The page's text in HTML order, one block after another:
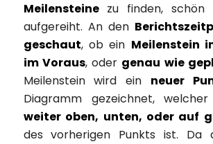
Meilensteine zu finden, schön
aufgereiht. An den
geschaut, ob ein Meilenstein
im Voraus, oder genau wie
Meilenstein wird ein neuer
Diagramm gezeichnet,
weiter oben, unten, oder auf
des vorherigen Punkts ist.